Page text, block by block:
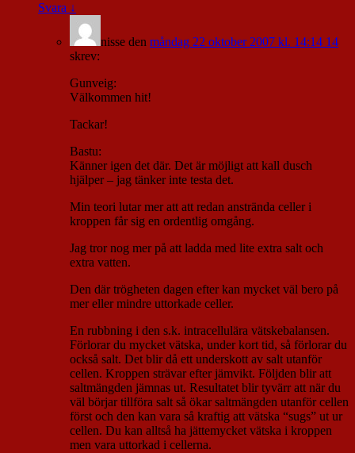
Svara ↓
nisse den måndag 22 oktober 2007 kl. 14:14 14
skrev:
Gunveig:
Välkommen hit!
Tackar!
Bastu:
Känner igen det där. Det är möjligt att kall dusch
hjälper – jag tänker inte testa det.
Min teori lutar mer att att redan anstrända celler i
kroppen får sig en ordentlig omgång.
Jag tror nog mer på att ladda med lite extra salt och
extra vatten.
Den där trögheten dagen efter kan mycket väl bero på
mer eller mindre uttorkade celler.
En rubbning i den s.k. intracellulära vätskebalansen.
Förlorar du mycket vätska, under kort tid, så förlorar du
också salt. Det blir då ett underskott av salt utanför
cellen. Kroppen strävar efter jämvikt. Följden blir att
saltmängden jämnas ut. Resultatet blir tyvärr att när du
väl börjar tillföra salt så ökar saltmängden utanför cellen
först och den kan vara så kraftig att vätska “sugs” ut ur
cellen. Du kan alltså ha jättemycket vätska i kroppen
men vara uttorkad i cellerna.